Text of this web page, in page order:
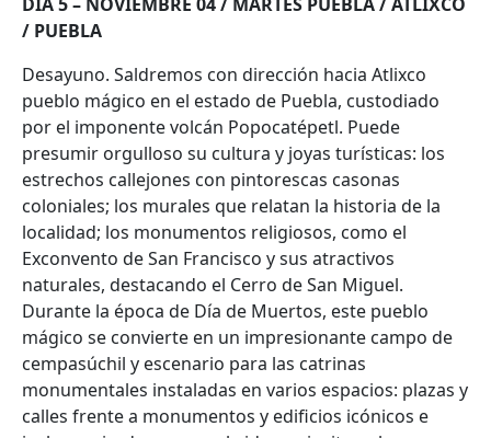
/ PUEBLA
Desayuno. Saldremos con dirección hacia Atlixco
pueblo mágico en el estado de Puebla, custodiado
por el imponente volcán Popocatépetl. Puede
presumir orgulloso su cultura y joyas turísticas: los
estrechos callejones con pintorescas casonas
coloniales; los murales que relatan la historia de la
localidad; los monumentos religiosos, como el
Exconvento de San Francisco y sus atractivos
naturales, destacando el Cerro de San Miguel.
Durante la época de Día de Muertos, este pueblo
mágico se convierte en un impresionante campo de
cempasúchil y escenario para las catrinas
monumentales instaladas en varios espacios: plazas y
calles frente a monumentos y edificios icónicos e